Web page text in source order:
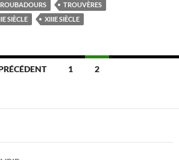
TROUVÈRES
SIÈCLE XIIIE SIÈCLE
1 2